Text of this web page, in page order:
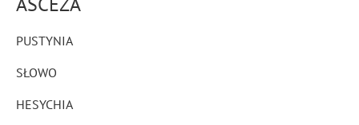
PUSTYNIA
SŁOWO
HESYCHIA